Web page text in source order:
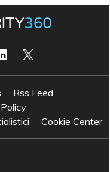
Rss Feed
Cookie Center